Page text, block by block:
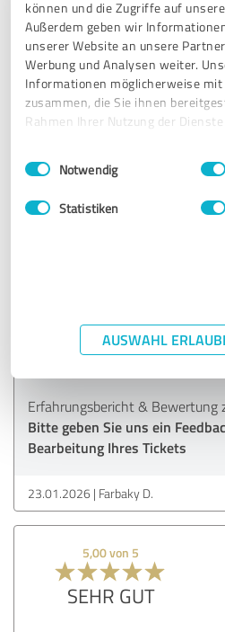
können und die Zugriffe auf
Außerdem geben wir
unserer Website an unsere
Werbung und Analysen weiter.
Informationen möglicherweise
zusammen, die Sie ihnen
Rahmen Ihrer Nutzung der
Impressum
Einwilligungsauswahl
Notwendig
Statistiken
AUSWAHL
Vielen Dank für Ihr Feedback,
uns, dass Sie mit unserer
zufrieden sind und bedanken
zur Dongle Variante. Ihre Idee,
Nutzung auf einem Tablet oder
interessant. Wir werden Ihren
Überlegungen einbeziehen.
diese mit uns zu teilen. Vielen
Schneller Service! Top!
Erfahrungsbericht & Bewertung
Bitte geben Sie uns ein
Bearbeitung Ihres Tickets
23.01.2026 Farbaky D.
5,00 von 5
SEHR GUT